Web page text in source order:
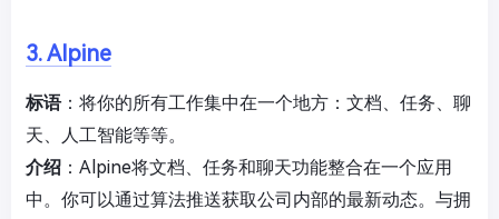
3. Alpine
标语：将你的所有工作集中在一个地方：文档、任务、聊
天、人工智能等等。
介绍 ：Alpine将文档、任务和聊天功能整合在一个应用
中。你可以通过算法推送获取公司内部的最新动态。与拥